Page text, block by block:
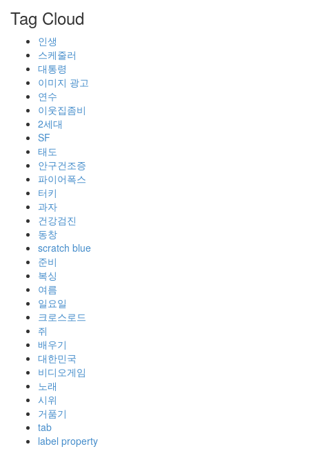
Tag Cloud
인생
스케줄러
대통령
이미지 광고
연수
이웃집좀비
2세대
SF
태도
안구건조증
파이어폭스
터키
과자
건강검진
동창
scratch blue
준비
복싱
여름
일요일
크로스로드
쥐
배우기
대한민국
비디오게임
노래
시위
거품기
tab
label property